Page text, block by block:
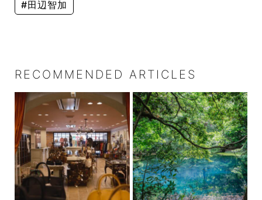
#田辺智加
RECOMMENDED ARTICLES